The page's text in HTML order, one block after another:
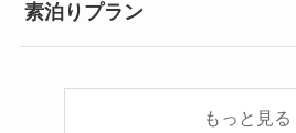
素泊りプラン
もっと見る